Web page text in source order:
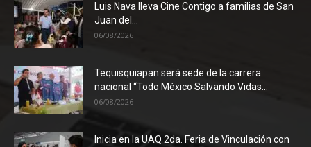
Luis Nava lleva Cine Contigo a familias de San
Juan del...
06/08/2026
Tequisquiapan será sede de la carrera
nacional “Todo México Salvando Vidas...
06/08/2026
Inicia en la UAQ 2da. Feria de Vinculación con